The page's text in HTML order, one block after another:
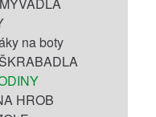
na boty
HROB